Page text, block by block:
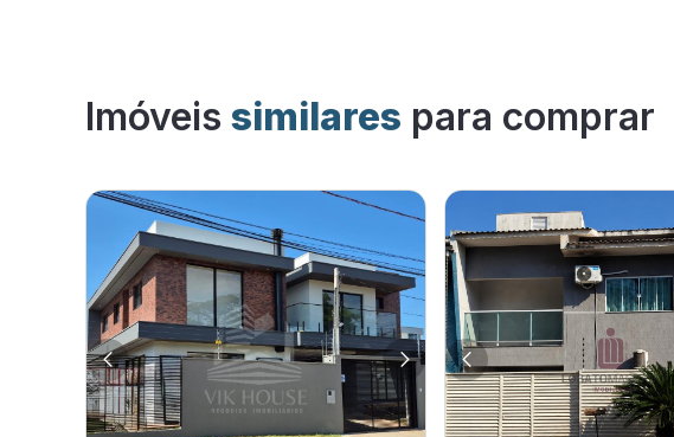
Imóveis similares para comprar